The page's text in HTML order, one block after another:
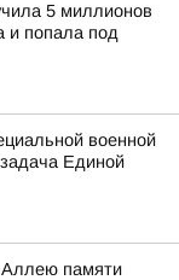
5 миллионов
и попала под
военной
Единой
Аллею памяти